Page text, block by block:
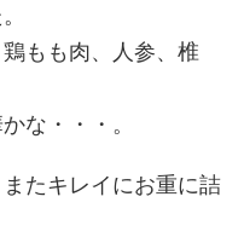
もも肉、人参、椎
な・・・。
たキレイにお重に詰